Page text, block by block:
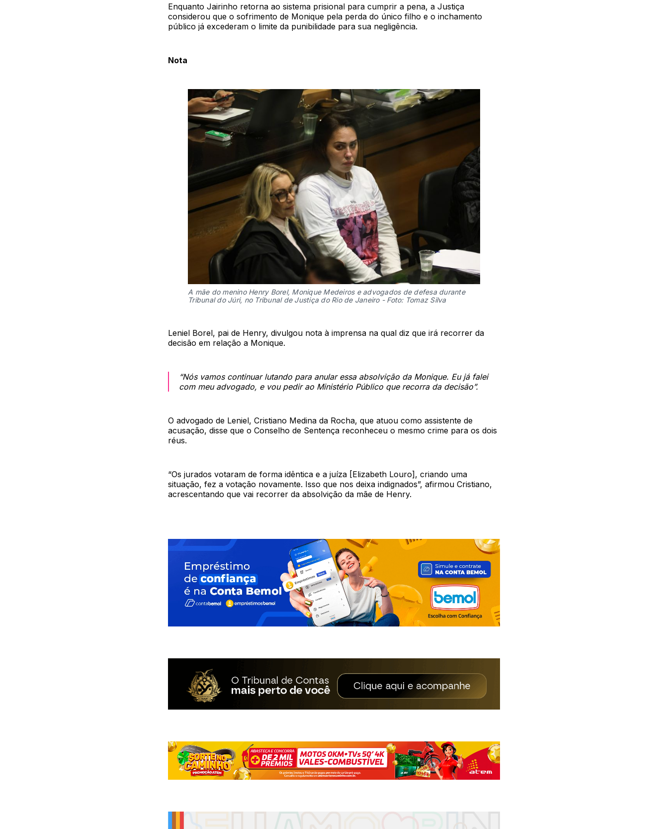
Enquanto Jairinho retorna ao sistema prisional para cumprir a pena, a Justiça
considerou que o sofrimento de Monique pela perda do único filho e o inchamento
público já excederam o limite da punibilidade para sua negligência.
Nota
A mãe do menino Henry Borel, Monique Medeiros e advogados de defesa durante
Tribunal do Júri, no Tribunal de Justiça do Rio de Janeiro - Foto: Tomaz Silva
Leniel Borel, pai de Henry, divulgou nota à imprensa na qual diz que irá recorrer da
decisão em relação a Monique.
“Nós vamos continuar lutando para anular essa absolvição da Monique. Eu já falei
com meu advogado, e vou pedir ao Ministério Público que recorra da decisão”.
O advogado de Leniel, Cristiano Medina da Rocha, que atuou como assistente de
acusação, disse que o Conselho de Sentença reconheceu o mesmo crime para os dois
réus.
“Os jurados votaram de forma idêntica e a juíza [Elizabeth Louro], criando uma
situação, fez a votação novamente. Isso que nos deixa indignados”, afirmou Cristiano,
acrescentando que vai recorrer da absolvição da mãe de Henry.